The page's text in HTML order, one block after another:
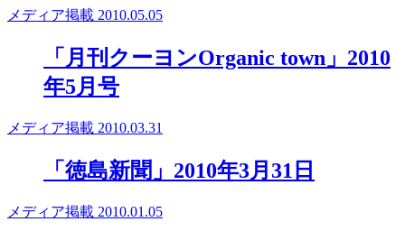
メディア掲載 2010.05.05
「月刊クーヨンOrganic town」2010
年5月号
メディア掲載 2010.03.31
「徳島新聞」2010年3月31日
メディア掲載 2010.01.05